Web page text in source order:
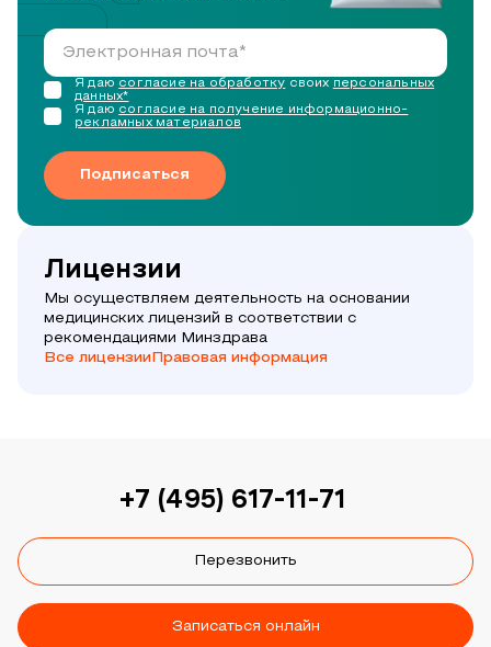
сайте.
Подписаться
Я даю согласие на обработку своих персональных
данных*
Я даю согласие на получение информационно-
рекламных материалов
Лицензии
Мы осуществляем деятельность на основании
медицинских лицензий в соответствии с
рекомендациями Минздрава
Все лицензии Правовая информация
+7 (495) 617-11-71
Перезвонить
Записаться онлайн